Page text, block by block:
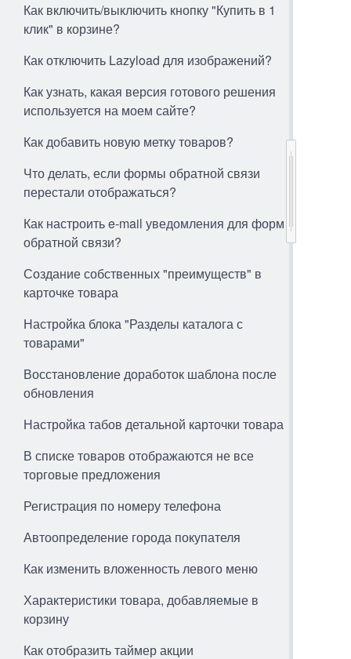
Как включить/выключить кнопку "Купить в 1
клик" в корзине?
Как отключить Lazyload для изображений?
Как узнать, какая версия готового решения
используется на моем сайте?
Как добавить новую метку товаров?
Что делать, если формы обратной связи
перестали отображаться?
Как настроить e-mail уведомления для форм
обратной связи?
Создание собственных "преимуществ" в
карточке товара
Настройка блока "Разделы каталога с
товарами"
Восстановление доработок шаблона после
обновления
Настройка табов детальной карточки товара
В списке товаров отображаются не все
торговые предложения
Регистрация по номеру телефона
Автоопределение города покупателя
Как изменить вложенность левого меню
Характеристики товара, добавляемые в
корзину
Как отобразить таймер акции